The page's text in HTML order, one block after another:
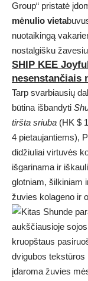
Group“ pristatė
mėnulio vieta
nuotaikingą
nostalgišku
SHIP KEE
nesenstančiais
Tarp svarbiausių
būtina išbandyti
tiršta sriuba (HK $
4 pietaujantiems),
didžiuliai virtuvės
išgarinama ir
glotniam, šilkiniam
žuvies kolageno ir